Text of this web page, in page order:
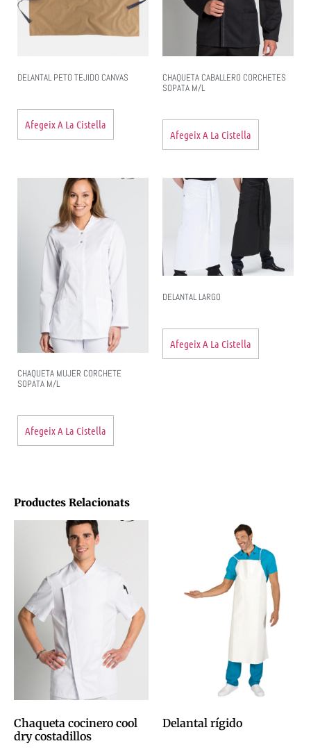
DELANTAL PETO TEJIDO CANVAS
Afegeix A La Cistella
CHAQUETA CABALLERO CORCHETES
SOPATA M/L
Afegeix A La Cistella
CHAQUETA MUJER CORCHETE
SOPATA M/L
Afegeix A La Cistella
DELANTAL LARGO
Afegeix A La Cistella
Productes Relacionats
Chaqueta cocinero cool
dry costadillos
Delantal rígido